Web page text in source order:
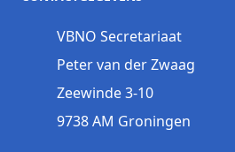
VBNO Secretariaat
Peter van der Zwaag
Zeewinde 3-10
9738 AM Groningen